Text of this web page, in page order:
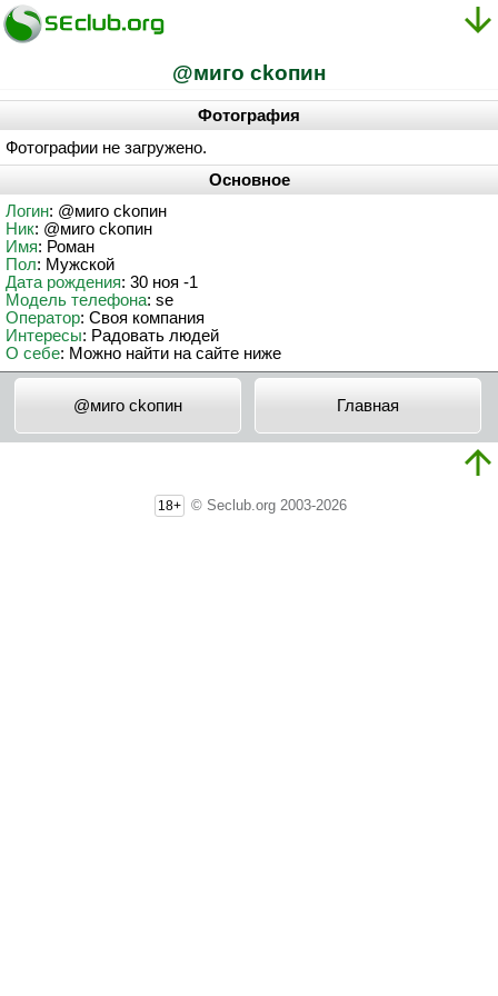
@мигo ckoпин
Фотография
Фотографии не загружено.
Основное
Логин: @мигo ckoпин
Ник: @мигo ckoпин
Имя: Роман
Пол: Мужской
Дата рождения: 30 ноя -1
Модель телефона: se
Оператор: Своя компания
Интересы: Радовать людей
О себе: Можно найти на сайте ниже
@мигo ckoпин Главная
18+ © Seclub.org 2003-2026